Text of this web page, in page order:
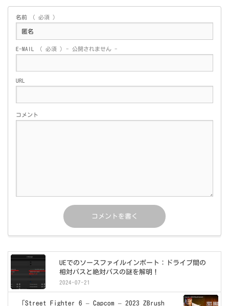
名前 ( 必須 )
E-MAIL ( 必須 ) - 公開されません -
URL
コメント
UEでのソースファイルインポート：ドライブ間の
相対パスと絶対パスの謎を解明！
2024-07-21
「Street Fighter 6 – Capcom – 2023 ZBrush